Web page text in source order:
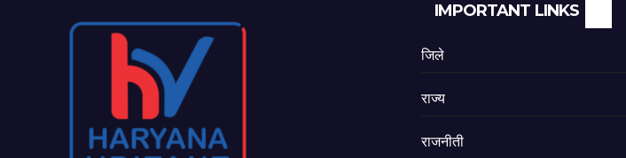
IMPORTANT LINKS
जिले
राज्य
राजनीती